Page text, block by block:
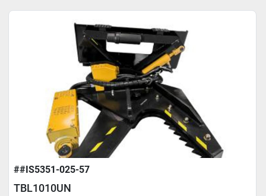
##IS5351-025-57
TBL1010UN